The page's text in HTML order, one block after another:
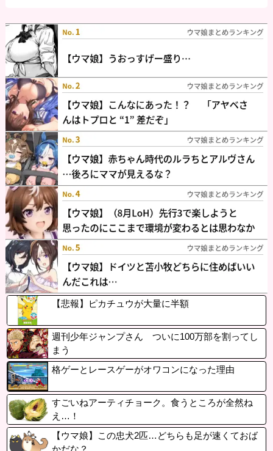
【悲報】ピカチュウが大量に半額
週刊少年ジャンプさん ついに100万部を割ってし
まう
格ゲーとレースゲーがオワコンになった理由
すごいねアーティチョーク。食うところが全然ね
え…！
【ウマ娘】この忠犬2匹…どちらも足が速くておば
かだな？